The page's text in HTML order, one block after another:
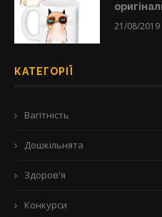
21/08/2019
КАТЕГОРІЇ
Вагітність
Дошкільнята
Здоров'я
Конкурси